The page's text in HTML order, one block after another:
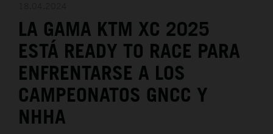
LA GAMA KTM XC 2025
ESTÁ READY TO RACE PARA
ENFRENTARSE A LOS
CAMPEONATOS GNCC Y
NHHA